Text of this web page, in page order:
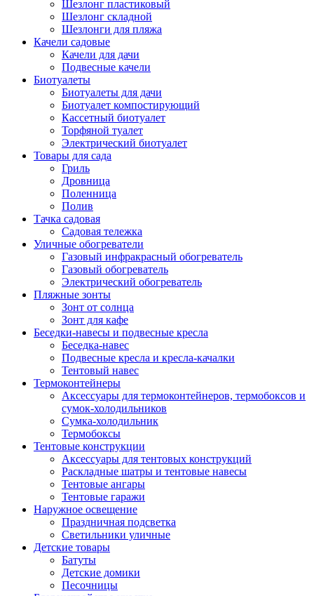
Шезлонг пластиковый
Шезлонг складной
Шезлонги для пляжа
Качели садовые
Качели для дачи
Подвесные качели
Биотуалеты
Биотуалеты для дачи
Биотуалет компостирующий
Кассетный биотуалет
Торфяной туалет
Электрический биотуалет
Товары для сада
Гриль
Дровница
Поленница
Полив
Тачка садовая
Садовая тележка
Уличные обогреватели
Газовый инфракрасный обогреватель
Газовый обогреватель
Электрический обогреватель
Пляжные зонты
Зонт от солнца
Зонт для кафе
Беседки-навесы и подвесные кресла
Беседка-навес
Подвесные кресла и кресла-качалки
Тентовый навес
Термоконтейнеры
Аксессуары для термоконтейнеров, термобоксов и
сумок-холодильников
Сумка-холодильник
Термобоксы
Тентовые конструкции
Аксессуары для тентовых конструкций
Раскладные шатры и тентовые навесы
Тентовые ангары
Тентовые гаражи
Наружное освещение
Праздничная подсветка
Светильники уличные
Детские товары
Батуты
Детские домики
Песочницы